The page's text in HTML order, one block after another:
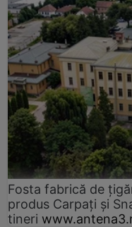
Fosta fabrică de
produs Carpați și
tineri